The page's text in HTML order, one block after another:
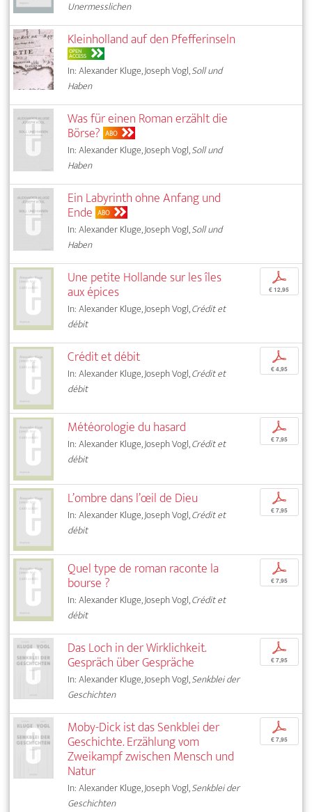
Unermesslichen
Kleinholland auf den Pfefferinseln
OPEN
ACCESS
In: Alexander Kluge, Joseph Vogl,Soll und
Haben
Was für einen Roman erzählt die
Börse? ABO
In: Alexander Kluge, Joseph Vogl,Soll und
Haben
Ein Labyrinth ohne Anfang und
Ende ABO
In: Alexander Kluge, Joseph Vogl,Soll und
Haben
Une petite Hollande sur les îles
aux épices
In: Alexander Kluge, Joseph Vogl,Crédit et
débit
p
€ 12,95
Crédit et débit
In: Alexander Kluge, Joseph Vogl,Crédit et
débit
p
€ 4,95
Météorologie du hasard
In: Alexander Kluge, Joseph Vogl,Crédit et
débit
p
€ 7,95
L’ombre dans l’œil de Dieu
In: Alexander Kluge, Joseph Vogl,Crédit et
débit
p
€ 7,95
Quel type de roman raconte la
bourse ?
In: Alexander Kluge, Joseph Vogl,Crédit et
débit
p
€ 7,95
Das Loch in der Wirklichkeit.
Gespräch über Gespräche
In: Alexander Kluge, Joseph Vogl,Senkblei der
Geschichten
p
€ 7,95
Moby-Dick ist das Senkblei der
Geschichte. Erzählung vom
Zweikampf zwischen Mensch und
Natur
In: Alexander Kluge, Joseph Vogl,Senkblei der
Geschichten
p
€ 7,95